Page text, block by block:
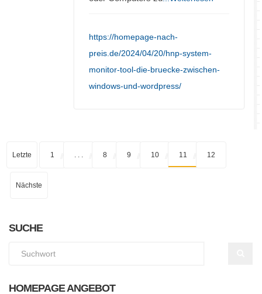
https://homepage-nach-
preis.de/2024/04/20/hnp-system-
monitor-tool-die-bruecke-zwischen-
windows-und-wordpress/
Letzte 1 8 9 10 11 12
Nächste
SUCHE
HOMEPAGE ANGEBOT